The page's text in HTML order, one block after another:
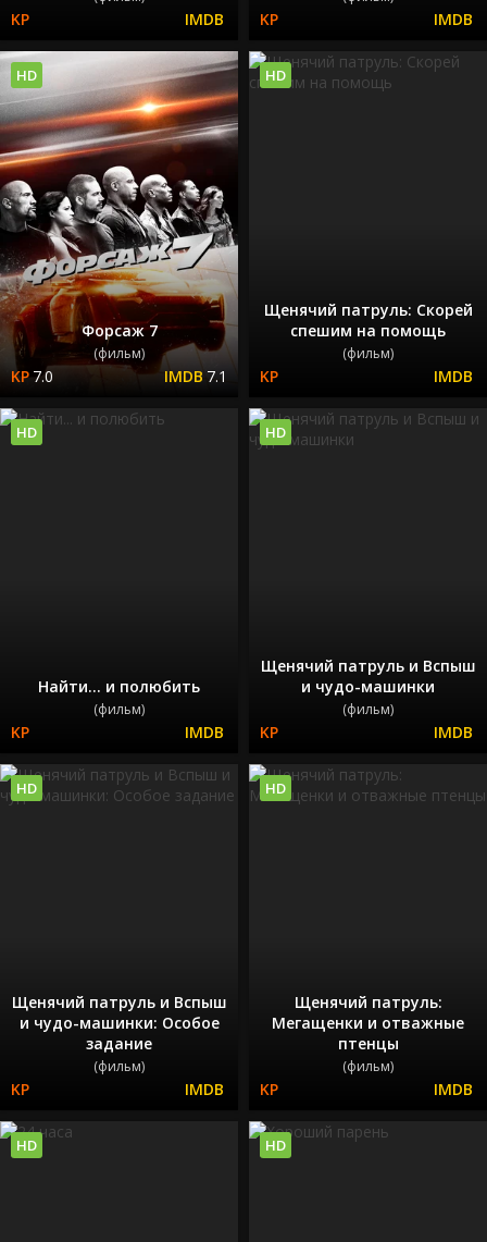
Форсаж 7
(фильм)
7.0 7.1
HD
Щенячий патруль: Скорей
спешим на помощь
(фильм)
HD
Найти... и полюбить
(фильм)
HD
Щенячий патруль и Вспыш
и чудо-машинки
(фильм)
HD
Щенячий патруль и Вспыш
и чудо-машинки: Особое
задание
(фильм)
HD
Щенячий патруль:
Мегащенки и отважные
птенцы
(фильм)
HD
HD HD